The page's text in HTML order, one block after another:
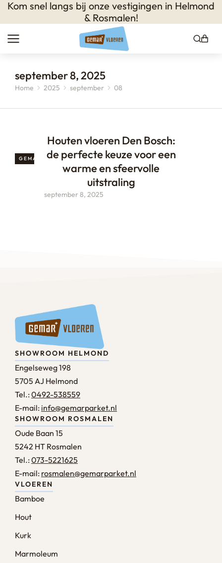
Kom snel langs bij onze vestigingen in Helmond
& Rosmalen!
september 8, 2025
Je bent hier:
Home 2025 september 08
GEMAR PARKET
Houten vloeren Den Bosch:
de perfecte keuze voor een
warme en sfeervolle
uitstraling
september 8, 2025
SHOWROOM HELMOND
Engelseweg 198
5705 AJ Helmond
Tel.: 0492-538559
E-mail: info@gemarparket.nl
SHOWROOM ROSMALEN
Oude Baan 15
5242 HT Rosmalen
Tel.: 073-5221625
E-mail: rosmalen@gemarparket.nl
VLOEREN
Bamboe
Hout
Kurk
Marmoleum